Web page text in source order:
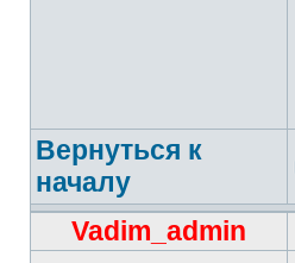
Вернуться к
началу
Vadim_admin